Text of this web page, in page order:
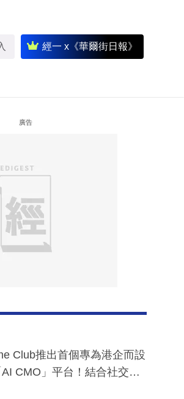
經一 x《華爾街日報》
廣告
Club推出首個專為港企而設
AI CMO」平台！結合社交聆